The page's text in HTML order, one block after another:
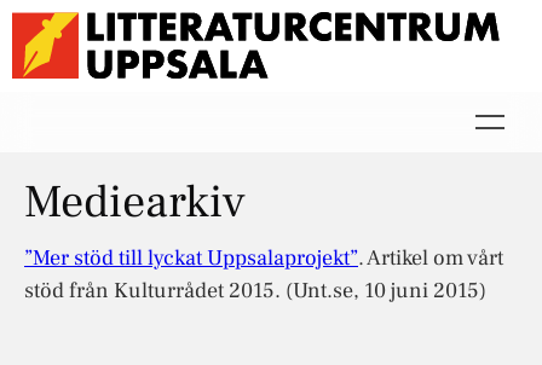
Mediearkiv
”Mer stöd till lyckat Uppsalaprojekt”. Artikel om vårt
stöd från Kulturrådet 2015. (Unt.se, 10 juni 2015)